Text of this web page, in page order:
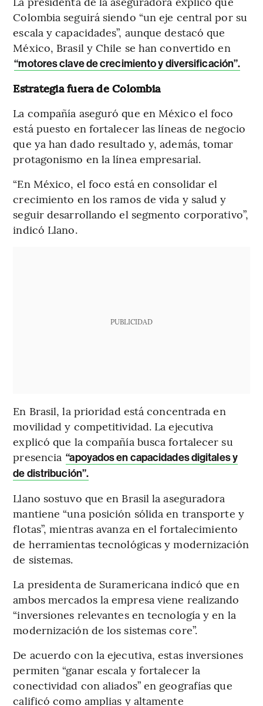
Colombia seguirá siendo “un eje central por su
escala y capacidades”, aunque destacó que
México, Brasil y Chile se han convertido en
“motores clave de crecimiento y diversificación”.
Estrategia fuera de Colombia
La compañía aseguró que en México el foco
está puesto en fortalecer las líneas de negocio
que ya han dado resultado y, además, tomar
protagonismo en la línea empresarial.
“En México, el foco está en consolidar el
crecimiento en los ramos de vida y salud y
seguir desarrollando el segmento corporativo”,
indicó Llano.
PUBLICIDAD
En Brasil, la prioridad está concentrada en
movilidad y competitividad. La ejecutiva
explicó que la compañía busca fortalecer su
presencia “apoyados en capacidades digitales y
de distribución”.
Llano sostuvo que en Brasil la aseguradora
mantiene “una posición sólida en transporte y
flotas”, mientras avanza en el fortalecimiento
de herramientas tecnológicas y modernización
de sistemas.
La presidenta de Suramericana indicó que en
ambos mercados la empresa viene realizando
“inversiones relevantes en tecnología y en la
modernización de los sistemas core”.
De acuerdo con la ejecutiva, estas inversiones
permiten “ganar escala y fortalecer la
conectividad con aliados” en geografías que
calificó como amplias y altamente